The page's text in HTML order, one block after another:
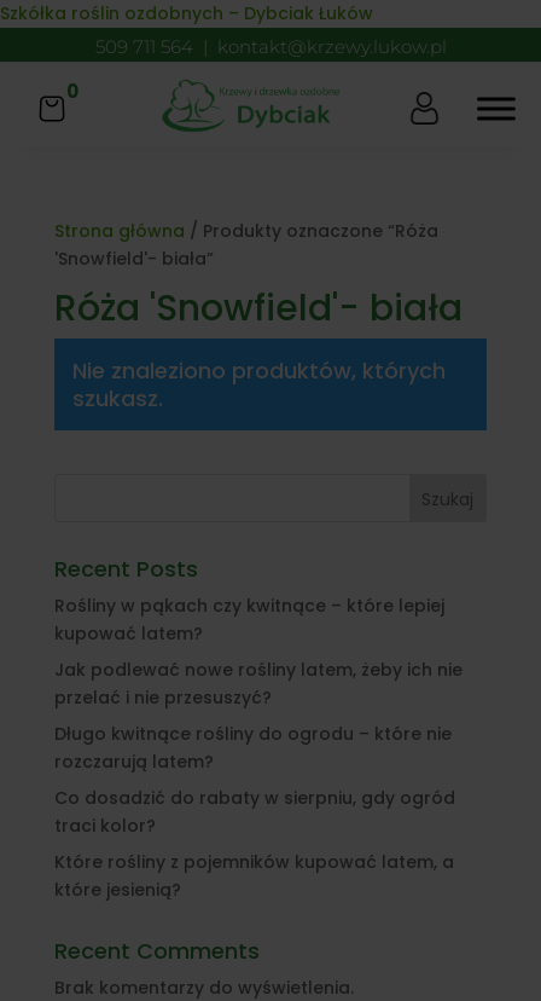
Skip to content
Szkółka roślin ozdobnych – Dybciak Łuków
509 711 564 | kontakt@krzewy.lukow.pl
0
Strona główna / Produkty oznaczone “Róża
'Snowfield'- biała”
Róża 'Snowfield'- biała
Nie znaleziono produktów, których
szukasz.
Szukaj
Recent Posts
Rośliny w pąkach czy kwitnące – które lepiej
kupować latem?
Jak podlewać nowe rośliny latem, żeby ich nie
przelać i nie przesuszyć?
Długo kwitnące rośliny do ogrodu – które nie
rozczarują latem?
Co dosadzić do rabaty w sierpniu, gdy ogród
traci kolor?
Które rośliny z pojemników kupować latem, a
które jesienią?
Recent Comments
Brak komentarzy do wyświetlenia.